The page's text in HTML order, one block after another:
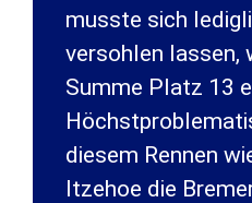
musste sich
versohlen lassen,
Summe Platz 13
diesem Rennen
Itzehoe die